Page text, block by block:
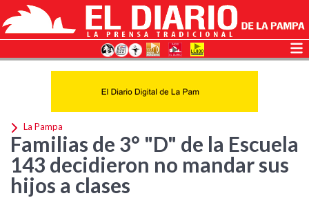
La Pampa
Familias de 3° "D" de la Escuela
143 decidieron no mandar sus
hijos a clases